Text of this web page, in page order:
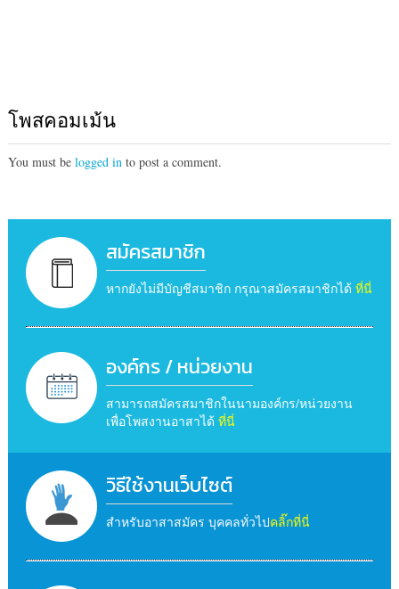
โพสคอมเม้น
You must be logged in to post a comment.
สมัครสมาชิก
หากยังไม่มีบัญชีสมาชิก กรุณาสมัครสมาชิกได้ ที่นี่
องค์กร / หน่วยงาน
สามารถสมัครสมาชิกในนามองค์กร/หน่วยงาน
เพื่อโพสงานอาสาได้ ที่นี่
วิธีใช้งานเว็บไซต์
สำหรับอาสาสมัคร บุคคลทั่วไปคลิ๊กที่นี่